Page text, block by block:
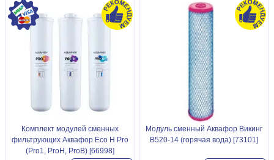
Комплект модулей сменных
фильтрующих Аквафор Eco H Pro
(Pro1, ProH, ProB) [66998]
Модуль сменный Аквафор Викинг
B520-14 (горячая вода) [73101]